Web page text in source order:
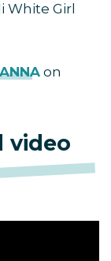
White Girl
on
video